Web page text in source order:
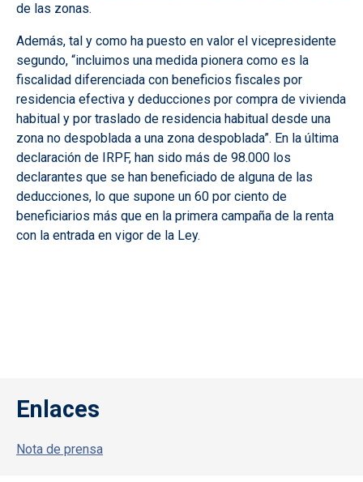
de las zonas.
Además, tal y como ha puesto en valor el vicepresidente
segundo, “incluimos una medida pionera como es la
fiscalidad diferenciada con beneficios fiscales por
residencia efectiva y deducciones por compra de vivienda
habitual y por traslado de residencia habitual desde una
zona no despoblada a una zona despoblada”. En la última
declaración de IRPF, han sido más de 98.000 los
declarantes que se han beneficiado de alguna de las
deducciones, lo que supone un 60 por ciento de
beneficiarios más que en la primera campaña de la renta
con la entrada en vigor de la Ley.
Enlaces
Nota de prensa